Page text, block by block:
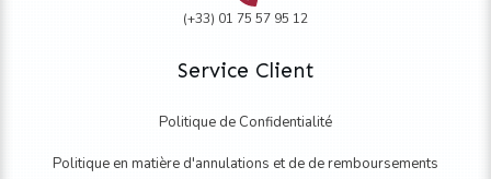
(+33) 01 75 57 95 12
Service Client
Politique de Confidentialité
Politique en matière d'annulations et de de remboursements